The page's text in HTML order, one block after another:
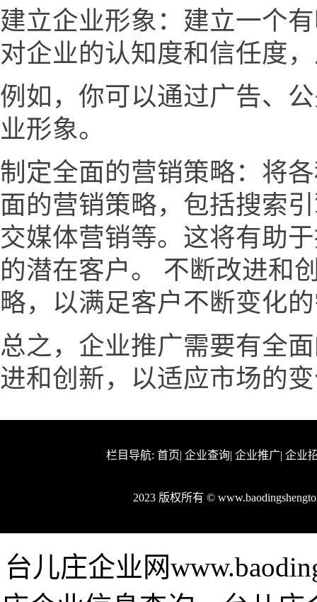
建立企业形象：建立一个
对企业的认知度和信任度
例如，你可以通过广告、
业形象。
制定全面的营销策略：将
面的营销策略，包括搜索
交媒体营销等。这将有助
的潜在客户。 不断改进和
略，以满足客户不断变化
总之，企业推广需要有全
进和创新，以适应市场的
栏目导航: 首页| 企业查询| 企业推广| 企业
2023 版权所有 ©
台儿庄企业网